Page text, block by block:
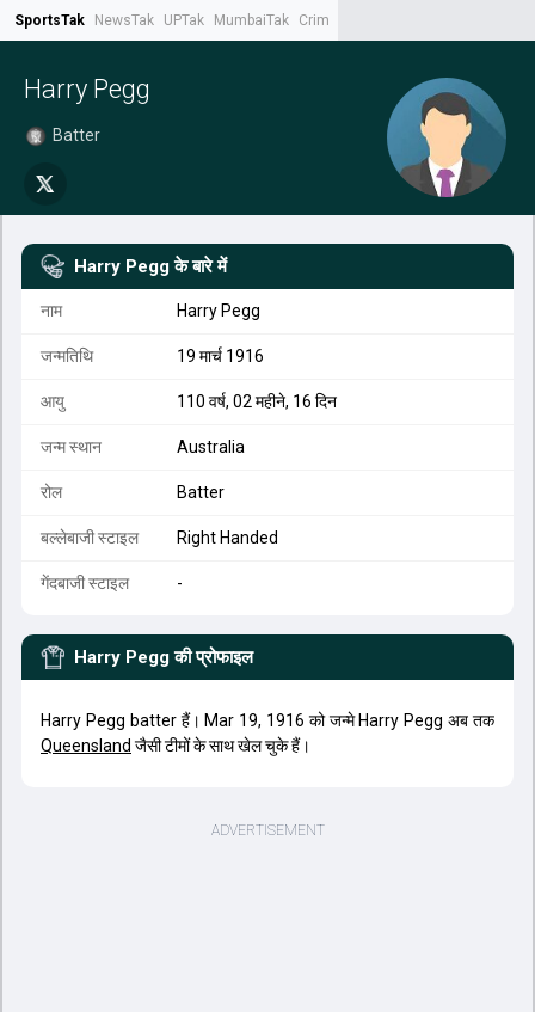
SportsTak NewsTak UPTak MumbaiTak CrimeTak
Harry Pegg
Batter
Harry Pegg के बारे में
नाम Harry Pegg
जन्मतिथि 19 मार्च 1916
आयु 110 वर्ष, 02 महीने, 16 दिन
जन्म स्थान Australia
रोल Batter
बल्लेबाजी स्टाइल Right Handed
गेंदबाजी स्टाइल -
Harry Pegg की प्रोफाइल
Harry Pegg batter हैं। Mar 19, 1916 को जन्मे Harry Pegg अब तक
Queensland जैसी टीमों के साथ खेल चुके हैं।